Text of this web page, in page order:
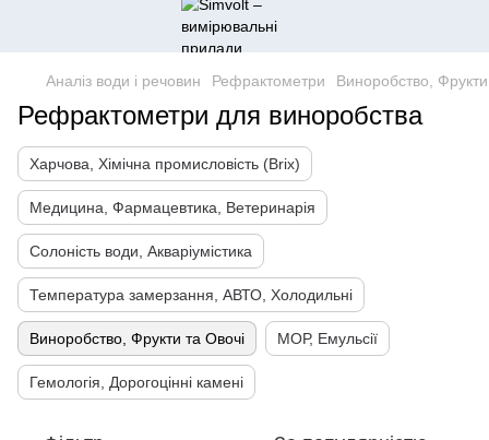
Аналіз води і речовин Рефрактометри Виноробство,
Рефрактометри для виноробства
Харчова, Хімічна промисловість (Brix)
Медицина, Фармацевтика, Ветеринарія
Солоність води, Акваріумістика
Температура замерзання, АВТО, Холодильні
Виноробство, Фрукти та Овочі МОР, Емульсії
Гемологія, Дорогоцінні камені